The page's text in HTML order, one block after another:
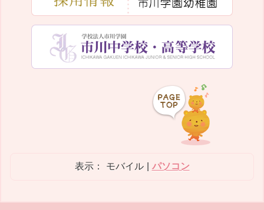
表示： モバイル パソコン